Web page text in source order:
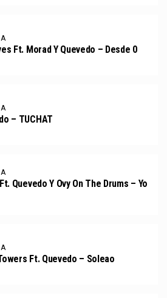
Ft. Morad Y Quevedo – Desde 0
– TUCHAT
Quevedo Y Ovy On The Drums – Yo
Ft. Quevedo – Soleao